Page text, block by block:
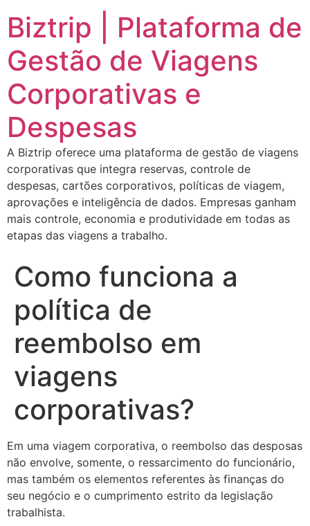
Biztrip | Plataforma de
Gestão de Viagens
Corporativas e
Despesas
A Biztrip oferece uma plataforma de gestão de viagens
corporativas que integra reservas, controle de
despesas, cartões corporativos, políticas de viagem,
aprovações e inteligência de dados. Empresas ganham
mais controle, economia e produtividade em todas as
etapas das viagens a trabalho.
Como funciona a
política de
reembolso em
viagens
corporativas?
Em uma viagem corporativa, o reembolso das desposas
não envolve, somente, o ressarcimento do funcionário,
mas também os elementos referentes às finanças do
seu negócio e o cumprimento estrito da legislação
trabalhista.